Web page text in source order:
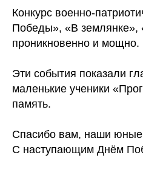
Конкурс военно-
Победы», «В землянке»,
проникновенно и мощно.
Эти события показали
маленькие ученики
память.
Спасибо вам, наши юные
С наступающим Днём